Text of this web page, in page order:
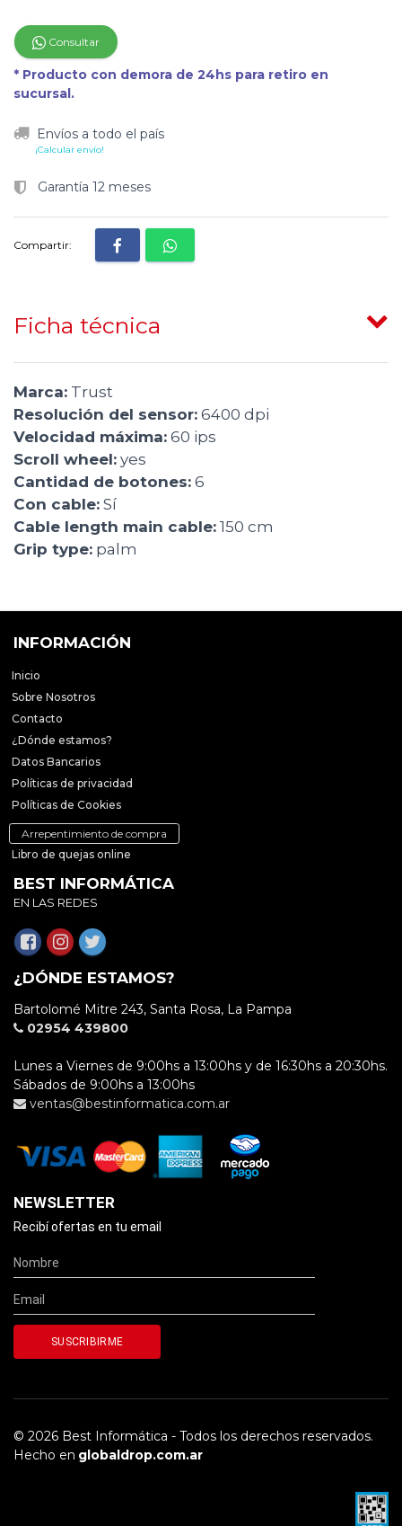
Consultar
* Producto con demora de 24hs para retiro en
sucursal.
Envíos a todo el país
¡Calcular envío!
Garantía 12 meses
Compartir:
Ficha técnica
Marca: Trust
Resolución del sensor: 6400 dpi
Velocidad máxima: 60 ips
Scroll wheel: yes
Cantidad de botones: 6
Con cable: Sí
Cable length main cable: 150 cm
Grip type: palm
INFORMACIÓN
Inicio
Sobre Nosotros
Contacto
¿Dónde estamos?
Datos Bancarios
Políticas de privacidad
Políticas de Cookies
Arrepentimiento de compra
Libro de quejas online
BEST INFORMÁTICA
EN LAS REDES
¿DÓNDE ESTAMOS?
Bartolomé Mitre 243, Santa Rosa, La Pampa
02954 439800
Lunes a Viernes de 9:00hs a 13:00hs y de 16:30hs a 20:30hs.
Sábados de 9:00hs a 13:00hs
ventas@bestinformatica.com.ar
NEWSLETTER
Recibí ofertas en tu email
© 2026 Best Informática - Todos los derechos reservados.
Hecho en globaldrop.com.ar